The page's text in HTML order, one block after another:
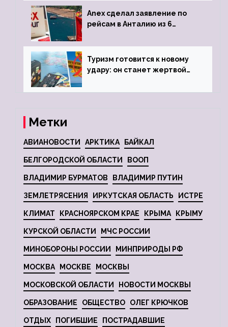
Anex сделал заявление по
рейсам в Анталию из 6
Туризм готовится к новому
удару: он станет жертвой
Метки
АВИАНОВОСТИ АРКТИКА БАЙКАЛ
БЕЛГОРОДСКОЙ ОБЛАСТИ ВООП
ВЛАДИМИР БУРМАТОВ ВЛАДИМИР ПУТИН
ЗЕМЛЕТРЯСЕНИЯ ИРКУТСКАЯ ОБЛАСТЬ ИСТРЕ
КЛИМАТ КРАСНОЯРСКОМ КРАЕ КРЫМА КРЫМУ
КУРСКОЙ ОБЛАСТИ МЧС РОССИИ
МИНОБОРОНЫ РОССИИ МИНПРИРОДЫ РФ
МОСКВА МОСКВЕ МОСКВЫ
МОСКОВСКОЙ ОБЛАСТИ НОВОСТИ МОСКВЫ
ОБРАЗОВАНИЕ ОБЩЕСТВО ОЛЕГ КРЮЧКОВ
ОТДЫХ ПОГИБШИЕ ПОСТРАДАВШИЕ